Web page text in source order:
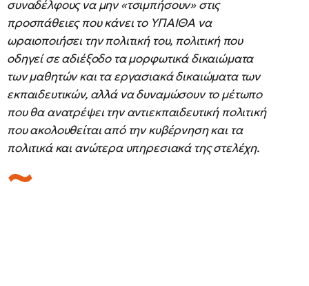
συναδέλφους να μην «τσιμπήσουν» στις
προσπάθειες που κάνει το ΥΠΑΙΘΑ να
ωραιοποιήσει την πολιτική του, πολιτική που
οδηγεί σε αδιέξοδο τα μορφωτικά δικαιώματα
των μαθητών και τα εργασιακά δικαιώματα των
εκπαιδευτικών, αλλά να δυναμώσουν το μέτωπο
που θα ανατρέψει την αντιεκπαιδευτική πολιτική
που ακολουθείται από την κυβέρνηση και τα
πολιτικά και ανώτερα υπηρεσιακά της στελέχη.